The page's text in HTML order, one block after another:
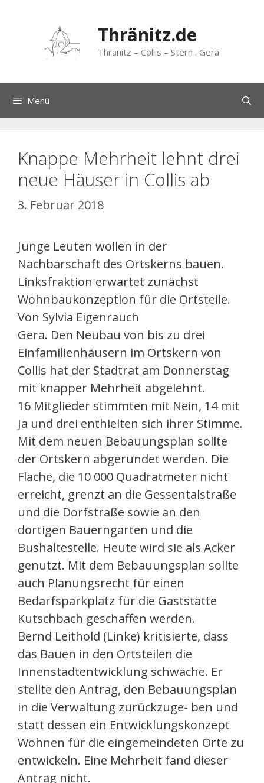
springen
Thränitz.de
Thränitz – Collis – Stern . Gera
Menü
Knappe Mehrheit lehnt drei
neue Häuser in Collis ab
3. Februar 2018
Junge Leuten wollen in der
Nachbarschaft des Ortskerns bauen.
Linksfraktion erwartet zunächst
Wohnbaukonzeption für die Ortsteile.
Von Sylvia Eigenrauch
Gera. Den Neubau von bis zu drei
Einfamilienhäusern im Ortskern von
Collis hat der Stadtrat am Donnerstag
mit knapper Mehrheit abgelehnt.
16 Mitglieder stimmten mit Nein, 14 mit
Ja und drei enthielten sich ihrer Stimme.
Mit dem neuen Bebauungsplan sollte
der Ortskern abgerundet werden. Die
Fläche, die 10 000 Quadratmeter nicht
erreicht, grenzt an die Gessentalstraße
und die Dorfstraße sowie an den
dortigen Bauerngarten und die
Bushaltestelle. Heute wird sie als Acker
genutzt. Mit dem Bebauungsplan sollte
auch Planungsrecht für einen
Bedarfsparkplatz für die Gaststätte
Kutschbach geschaffen werden.
Bernd Leithold (Linke) kritisierte, dass
das Bauen in den Ortsteilen die
Innenstadtentwicklung schwäche. Er
stellte den Antrag, den Bebauungsplan
in die Verwaltung zurückzuge- ben und
statt dessen ein Entwicklungskonzept
Wohnen für die eingemeindeten Orte zu
entwickeln. Eine Mehrheit fand dieser
Antrag nicht.